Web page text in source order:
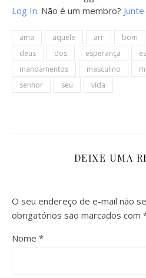
Log In. Não é um membro?
ama aquele arr bom
deus
dos esperança
mandamentos
masculino
senhor
seu vida
DEIXE UMA
O seu endereço de e-mail não
obrigatórios são marcados com
Nome *